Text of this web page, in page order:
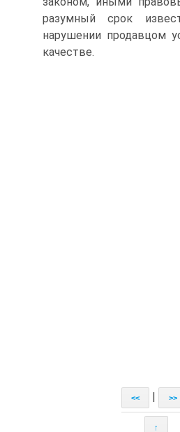
разумный срок
нарушении продавцом
качестве.
<< >>
↑